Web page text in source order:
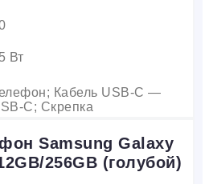
Вт
Кабель USB-C —
C; Скрепка
Samsung Galaxy
256GB (голубой)